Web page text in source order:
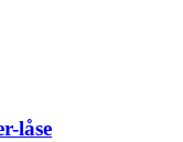
låse